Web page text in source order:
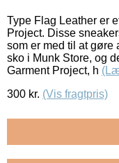
Type Flag Leather er
Project. Disse
som er med til at gøre
sko i Munk Store, og
Garment Project, h
300 kr. (Vis fragtpris)